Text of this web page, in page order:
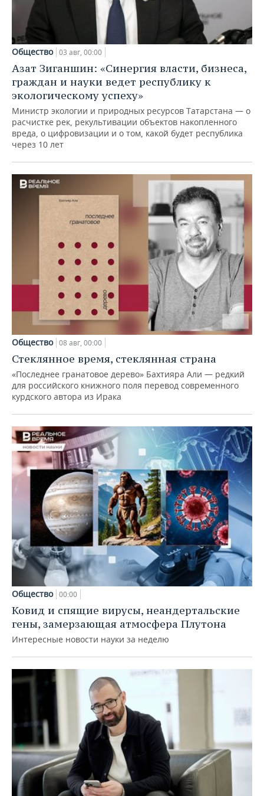
Общество 03 авг, 00:00
Азат Зиганшин: «Синергия власти, бизнеса,
граждан и науки ведет республику к
экологическому успеху»
Министр экологии и природных ресурсов Татарстана — о
расчистке рек, рекультивации объектов накопленного
вреда, о цифровизации и о том, какой будет республика
через 10 лет
Общество 08 авг, 00:00
Стеклянное время, стеклянная страна
«Последнее гранатовое дерево» Бахтияра Али — редкий
для российского книжного поля перевод современного
курдского автора из Ирака
Общество 00:00
Ковид и спящие вирусы, неандертальские
гены, замерзающая атмосфера Плутона
Интересные новости науки за неделю